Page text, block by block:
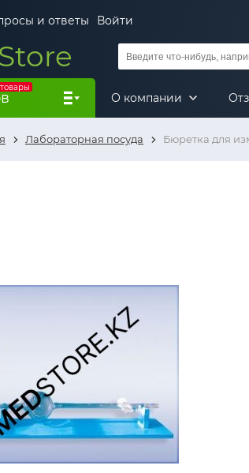
и ответы Войти
Store
О компании
Лабораторная посуда Бюретка для